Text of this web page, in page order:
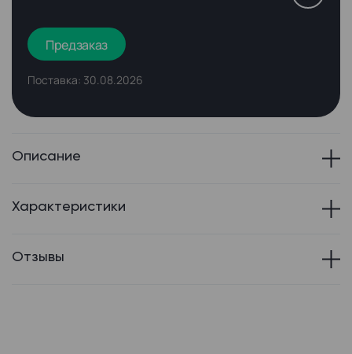
Описание
Характеристики
Отзывы
Предзаказ
Поставка: 30.08.2026